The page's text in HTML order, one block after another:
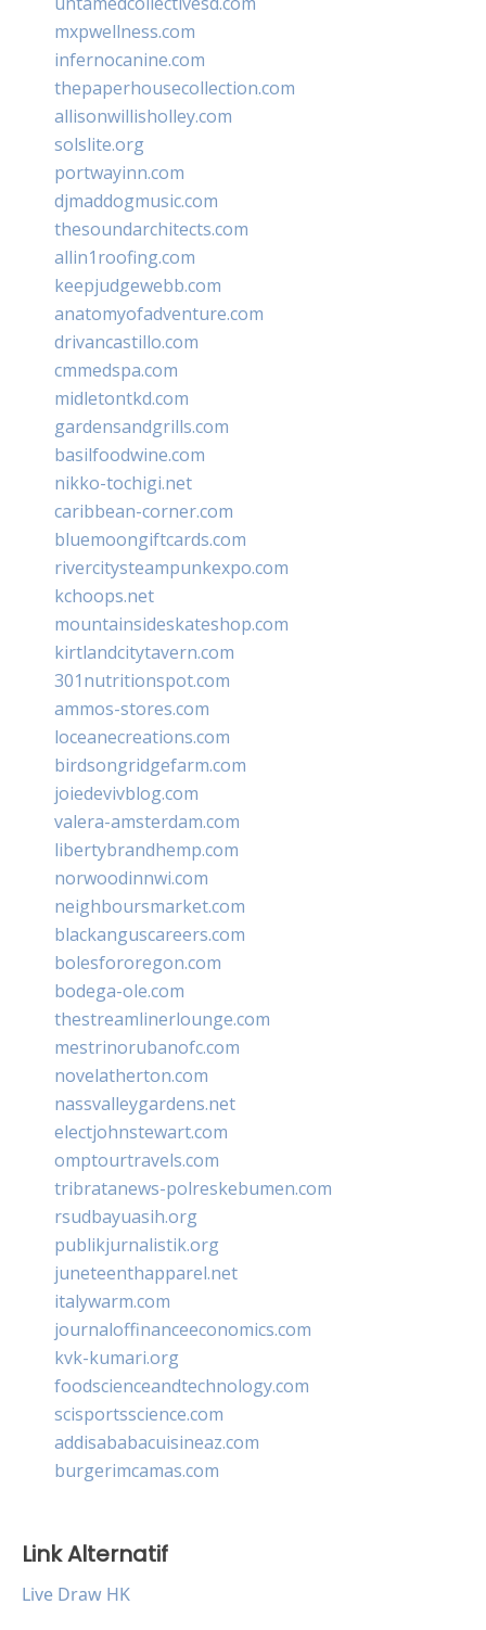
mxpwellness.com
infernocanine.com
thepaperhousecollection.com
allisonwillisholley.com
solslite.org
portwayinn.com
djmaddogmusic.com
thesoundarchitects.com
allin1roofing.com
keepjudgewebb.com
anatomyofadventure.com
drivancastillo.com
cmmedspa.com
midletontkd.com
gardensandgrills.com
basilfoodwine.com
nikko-tochigi.net
caribbean-corner.com
bluemoongiftcards.com
rivercitysteampunkexpo.com
kchoops.net
mountainsideskateshop.com
kirtlandcitytavern.com
301nutritionspot.com
ammos-stores.com
loceanecreations.com
birdsongridgefarm.com
joiedevivblog.com
valera-amsterdam.com
libertybrandhemp.com
norwoodinnwi.com
neighboursmarket.com
blackanguscareers.com
bolesfororegon.com
bodega-ole.com
thestreamlinerlounge.com
mestrinorubanofc.com
novelatherton.com
nassvalleygardens.net
electjohnstewart.com
omptourtravels.com
tribratanews-polreskebumen.com
rsudbayuasih.org
publikjurnalistik.org
juneteenthapparel.net
italywarm.com
journaloffinanceeconomics.com
kvk-kumari.org
foodscienceandtechnology.com
scisportsscience.com
addisababacuisineaz.com
burgerimcamas.com
Link Alternatif
Live Draw HK